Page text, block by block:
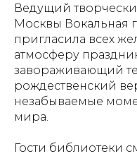
Ведущий
Москвы Вокальная
пригласила всех
атмосферу
завораживающий
рождественский
незабываемые
мира.
Гости библиотеки